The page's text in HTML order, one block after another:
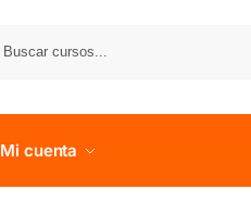
Mi cuenta